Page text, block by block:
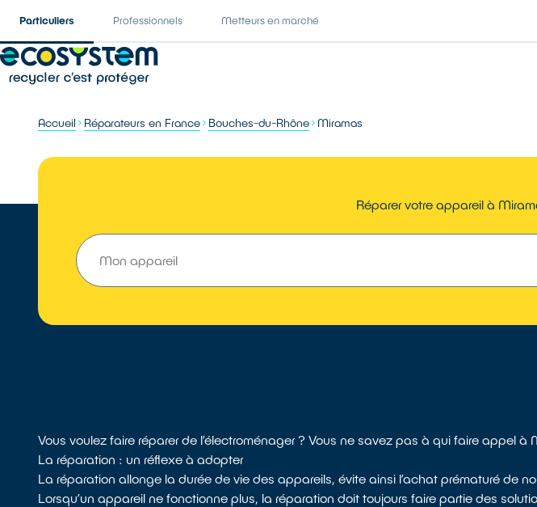
Particuliers Professionnels Metteurs en marché
Accueil Réparateurs en France Bouches-du-Rhône Miramas
Réparer votre appareil à
Vous voulez faire réparer de l’électroménager ? Vous ne savez pas à qui faire appel à
La réparation : un réflexe à adopter
La réparation allonge la durée de vie des appareils, évite ainsi l’achat prématuré de
Lorsqu’un appareil ne fonctionne plus, la réparation doit toujours faire partie des